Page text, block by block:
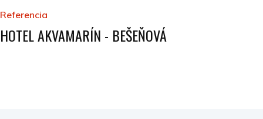
Referencia
HOTEL AKVAMARÍN - BEŠEŇOVÁ